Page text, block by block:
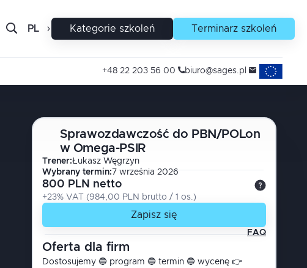
PL EN Kategorie szkoleń Terminarz szkoleń
+48 22 203 56 00 biuro@sages.pl Projekty
Sprawozdawczość do PBN/POLon
w Omega-PSIR
Trener:Łukasz Węgrzyn
Wybrany termin:7 września 2026
800 PLN netto
+23% VAT (984,00 PLN brutto / 1 os.)
Zapisz się
FAQ
Oferta dla firm
Dostosujemy 🔵 program 🔵 termin 🔵 wycenę 👉